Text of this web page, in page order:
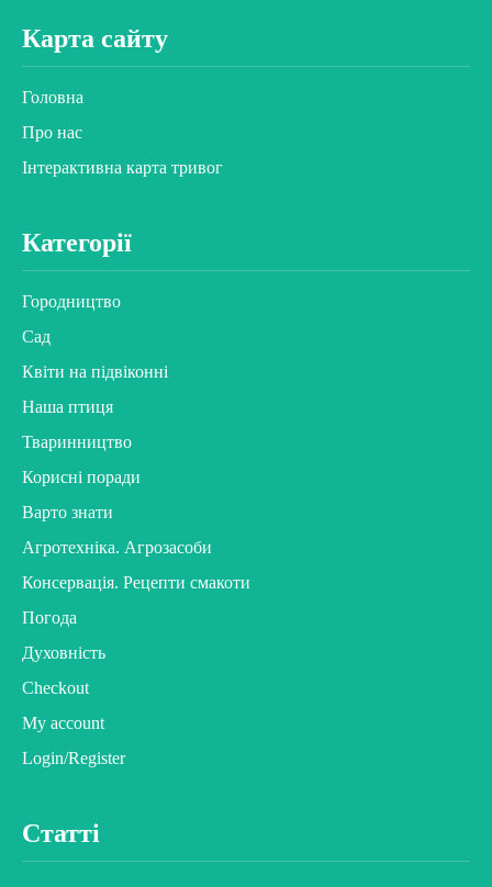
Карта сайту
Головна
Про нас
Інтерактивна карта тривог
Категорії
Городництво
Сад
Квіти на підвіконні
Наша птиця
Тваринництво
Корисні поради
Варто знати
Агротехніка. Агрозасоби
Консервація. Рецепти смакоти
Погода
Духовність
Checkout
My account
Login/Register
Статті